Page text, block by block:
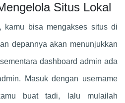
Situs Lokal
kamu bisa mengakses situs di
depannya akan menunjukkan
dashboard admin ada
Masuk dengan username
buat tadi, lalu mulailah